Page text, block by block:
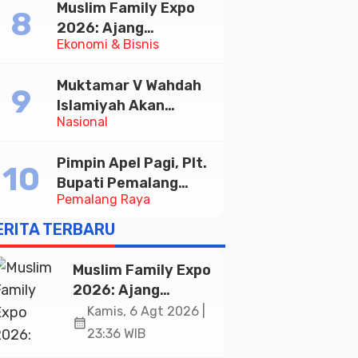
Taekwondo Indonesia
Open 2026
Ekonomi & Bisnis
Muslim Family Expo
2026: Ajang
Silaturahim dan
Halal di Jakarta
Nasional
Muktamar V Wahdah
Islamiyah Akan
Kukuhkan 10.000
Masjid Istiqlal
Pemalang Raya
Pimpin Apel Pagi, Plt.
Bupati Pemalang
Tekankan Disiplin dan
Soliditas ASN untuk
Pelayanan Publik
TERBARU
Muslim Family Expo
2026: Ajang
Silaturahim dan
Kebangkitan
calendar_month
Kamis, 6 Agt 2026 |
23:36 WIB